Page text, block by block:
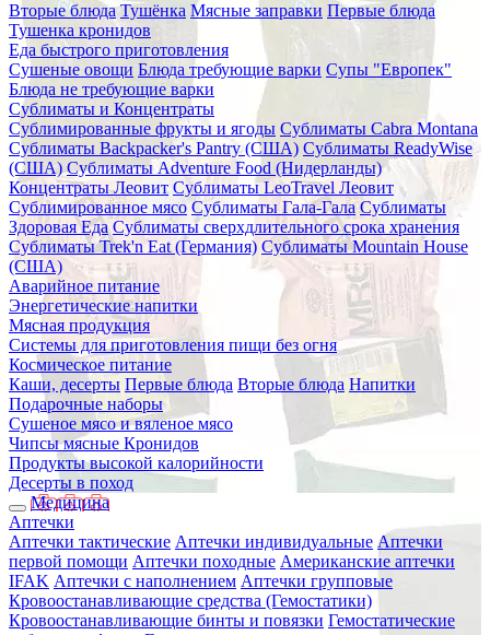
Вторые блюда Тушёнка Мясные заправки Первые блюда
Тушенка кронидов
Еда быстрого приготовления
Сушеные овощи Блюда требующие варки Супы "Европек"
Блюда не требующие варки
Сублиматы и Концентраты
Сублимированные фрукты и ягоды Сублиматы Cabra Montana
Сублиматы Backpacker's Pantry (США) Сублиматы ReadyWise
(США) Сублиматы Adventure Food (Нидерланды)
Концентраты Леовит Сублиматы LeoTravel Леовит
Сублимированное мясо Сублиматы Гала-Гала Сублиматы
Здоровая Еда Сублиматы сверхдлительного срока хранения
Сублиматы Trek'n Eat (Германия) Сублиматы Mountain House
(США)
Аварийное питание
Энергетические напитки
Мясная продукция
Системы для приготовления пищи без огня
Космическое питание
Каши, десерты Первые блюда Вторые блюда Напитки
Подарочные наборы
Сушеное мясо и вяленое мясо
Чипсы мясные Кронидов
Продукты высокой калорийности
Десерты в поход
Медицина
Аптечки
Аптечки тактические Аптечки индивидуальные Аптечки
первой помощи Аптечки походные Американские аптечки
IFAK Аптечки с наполнением Аптечки групповые
Кровоостанавливающие средства (Гемостатики)
Кровоостанавливающие бинты и повязки Гемостатические